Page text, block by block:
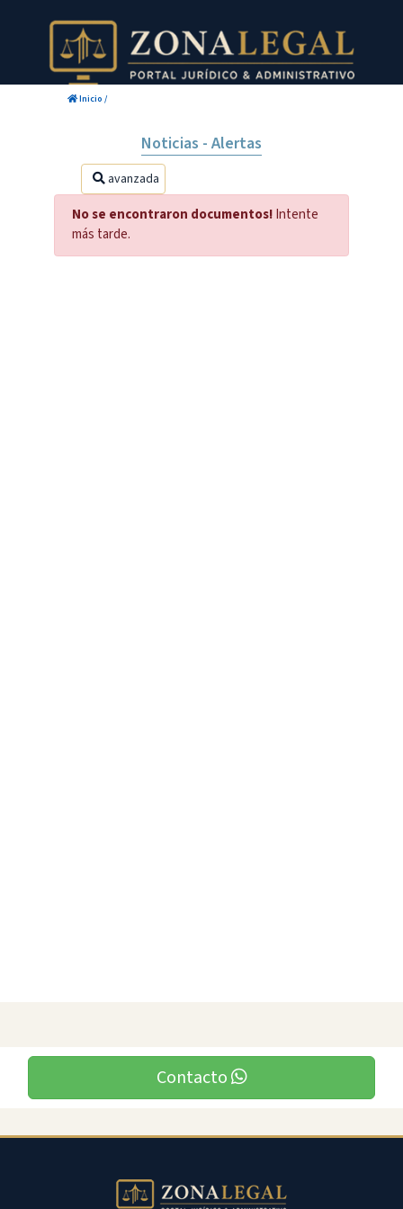
Inicio /
Noticias - Alertas
avanzada
No se encontraron documentos!Intente
más tarde.
Contacto